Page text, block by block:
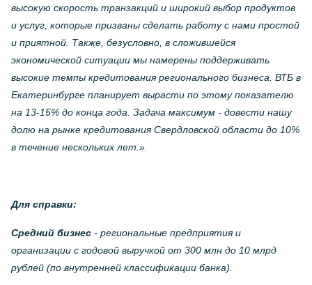
высокую скорость транзакций и широкий выбор продуктов
и услуг, которые призваны сделать работу с нами простой
и приятной. Также, безусловно, в сложившейся
экономической ситуации мы намерены поддерживать
высокие темпы кредитования регионального бизнеса. ВТБ в
Екатеринбурге планирует вырасти по этому показателю
на 13-15% до конца года. Задача максимум - довести нашу
долю на рынке кредитования Свердловской области до 10%
в течение нескольких лет.».
Для справки:
Средний бизнес - региональные предприятия и
организации с годовой выручкой от 300 млн до 10 млрд
рублей (по внутренней классификации банка).